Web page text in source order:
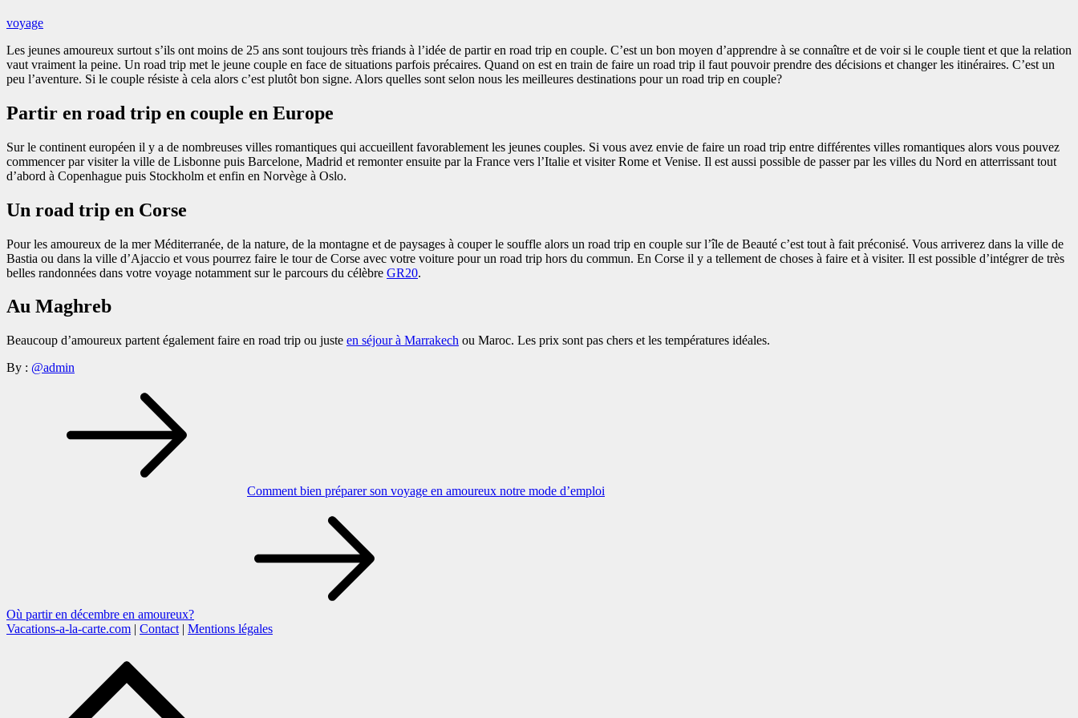
voyage
Les jeunes amoureux surtout s’ils ont moins de 25 ans sont toujours très friands à l’idée de partir en road trip en couple. C’est un bon moyen d’apprendre à se connaître et de voir si le couple tient et que la relation
vaut vraiment la peine. Un road trip met le jeune couple en face de situations parfois précaires. Quand on est en train de faire un road trip il faut pouvoir prendre des décisions et changer les itinéraires. C’est un
peu l’aventure. Si le couple résiste à cela alors c’est plutôt bon signe. Alors quelles sont selon nous les meilleures destinations pour un road trip en couple?
Partir en road trip en couple en Europe
Sur le continent européen il y a de nombreuses villes romantiques qui accueillent favorablement les jeunes couples. Si vous avez envie de faire un road trip entre différentes villes romantiques alors vous pouvez
commencer par visiter la ville de Lisbonne puis Barcelone, Madrid et remonter ensuite par la France vers l’Italie et visiter Rome et Venise. Il est aussi possible de passer par les villes du Nord en atterrissant tout
d’abord à Copenhague puis Stockholm et enfin en Norvège à Oslo.
Un road trip en Corse
Pour les amoureux de la mer Méditerranée, de la nature, de la montagne et de paysages à couper le souffle alors un road trip en couple sur l’île de Beauté c’est tout à fait préconisé. Vous arriverez dans la ville de
Bastia ou dans la ville d’Ajaccio et vous pourrez faire le tour de Corse avec votre voiture pour un road trip hors du commun. En Corse il y a tellement de choses à faire et à visiter. Il est possible d’intégrer de très
belles randonnées dans votre voyage notamment sur le parcours du célèbre GR20.
Au Maghreb
Beaucoup d’amoureux partent également faire en road trip ou juste en séjour à Marrakech ou Maroc. Les prix sont pas chers et les températures idéales.
By : @admin
l’article
Comment bien préparer son voyage en amoureux notre mode d’emploi
Où partir en décembre en amoureux?
Vacations-a-la-carte.com | Contact | Mentions légales